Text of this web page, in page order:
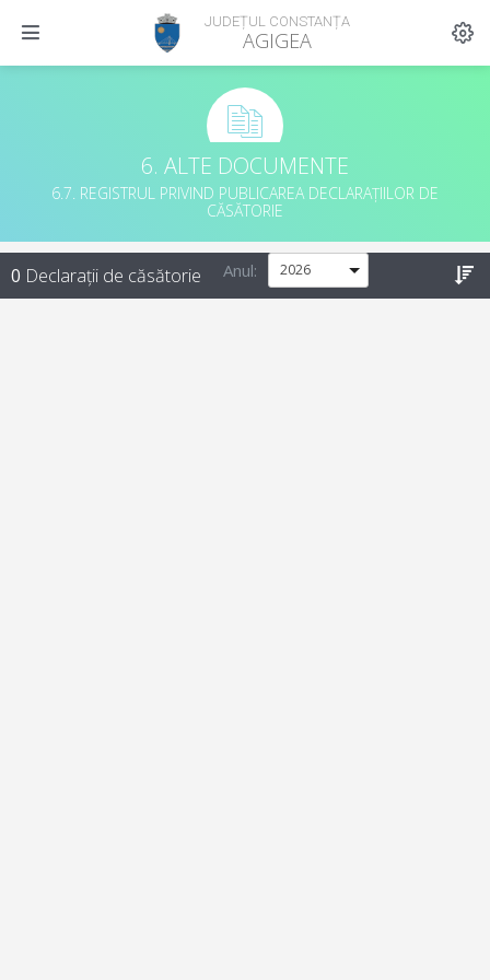
JUDEȚUL CONSTANȚA
AGIGEA
6. ALTE DOCUMENTE
6.7. REGISTRUL PRIVIND PUBLICAREA DECLARAȚIILOR DE
CĂSĂTORIE
0 Declarații de căsătorie Anul: